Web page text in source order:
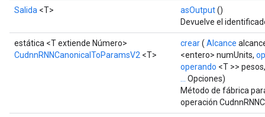
Salida <T> asOutput()
Devuelve el
estática <T extiende Número>
CudnnRNNCanonicalToParamsV2 <T>
crear( Alcance
<entero> numUnits,
operando <T >>
Opciones)
Método de fábrica
operación